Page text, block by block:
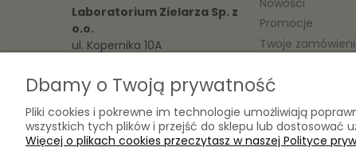
Laboratorium Zielarza Sp. z
o.o.
ul. Kopernika 10A
sklep@laboratoriumzielarza.pl
+48 732 220 265
Promocje
Twoje
Przechowalnia
Dbamy o Twoją prywatność
Pliki cookies i pokrewne im technologie umożliwiają
wszystkich tych plików i przejść do sklepu lub dostosować
Więcej o plikach cookies przeczytasz w naszej Polityce